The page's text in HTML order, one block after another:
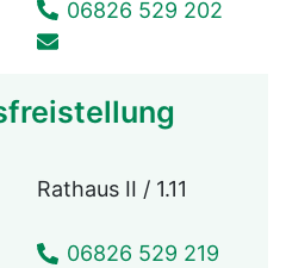
06826 529 202
Rathaus II / 1.11
06826 529 219